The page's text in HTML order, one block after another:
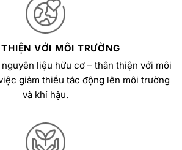
VỚI MÔI TRƯỜNG
liệu hữu cơ – thân thiện với môi
giảm thiểu tác động lên môi trường
và khí hậu.